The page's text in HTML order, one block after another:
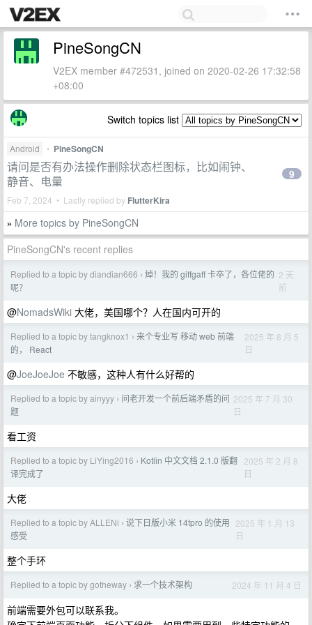
PineSongCN
V2EX member #472531, joined on 2020-02-26 17:32:58
+08:00
Switch topics list
Android • PineSongCN
请问是否有办法操作删除状态栏图标，比如闹钟、
静音、电量
Feb 7, 2024 • Lastly replied by FlutterKira
9
» More topics by PineSongCN
PineSongCN's recent replies
Replied to a topic by diandian666 › 焯！我的 giffgaff 卡卒了，各位佬的
呢？
2 天
前
@NomadsWiki 大佬，美国哪个？人在国内可开的
Replied to a topic by tangknox1 › 来个专业写 移动 web 前端
的， React
2025 年 8 月 5
日
@JoeJoeJoe 不敏感，这种人有什么好帮的
Replied to a topic by ainyyy › 问老开发一个前后端矛盾的问
题
2025 年 7 月 30
日
看工资
Replied to a topic by LiYing2016 › Kotlin 中文文档 2.1.0 版翻
译完成了
2025 年 2 月 8
日
大佬
Replied to a topic by ALLENi › 说下日版小米 14tpro 的使用
感受
2025 年 1 月 13
日
整个手环
Replied to a topic by gotheway › 求一个技术架构 2024 年 11 月 4 日
前端需要外包可以联系我。